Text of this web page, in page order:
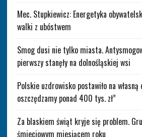
Mec. Stupkiewicz: Energetyka
walki z ubóstwem
Smog dusi nie tylko miasta.
pierwszy stanęły na dolnośląskiej wsi
Polskie uzdrowisko postawiło na
oszczędzamy ponad 400 tys. zł”
Za blaskiem świąt kryje się problem.
śmieciowym miesiącem roku